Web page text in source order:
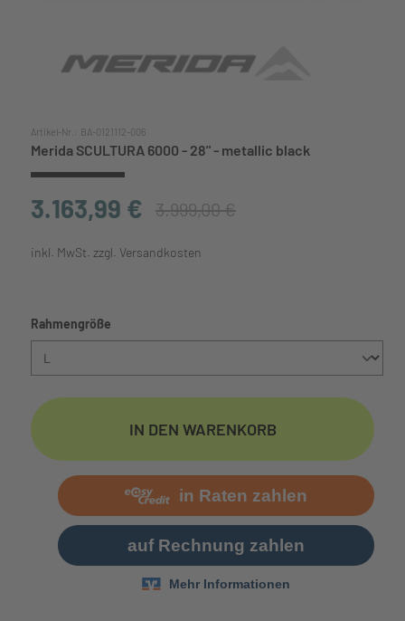
Artikel-Nr.: BA-0121112-006
Merida SCULTURA 6000 - 28" - metallic black
3.163,99 € 3.999,00 €
inkl. MwSt. zzgl. Versandkosten
Rahmengröße
IN DEN WARENKORB